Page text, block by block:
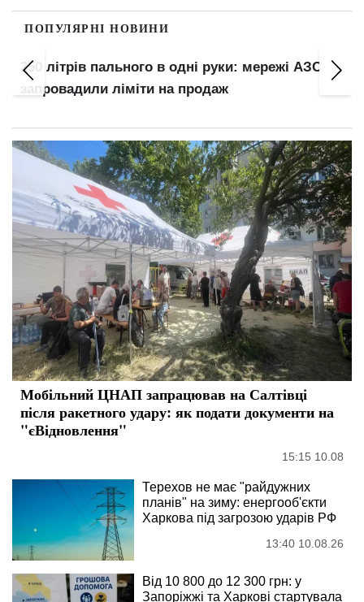
ПОПУЛЯРНІ НОВИНИ
1100 будинків можуть лишитися без опалення:
зруйнована ТЕЦ досі не відновлена
Мобільний ЦНАП запрацював на Салтівці
після ракетного удару: як подати документи на
"єВідновлення"
15:15 10.08
Терехов не має "райдужних
планів" на зиму: енергооб'єкти
Харкова під загрозою ударів РФ
13:40 10.08.26
Від 10 800 до 12 300 грн: у
Запоріжжі та Харкові стартувала